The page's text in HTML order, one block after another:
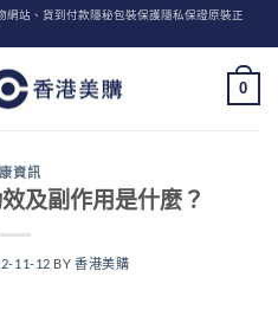
站、貨到付款隱秘包裝保護隱私保證原裝正
0
資訊
及副作用是什麼？
11-12 BY香港美購